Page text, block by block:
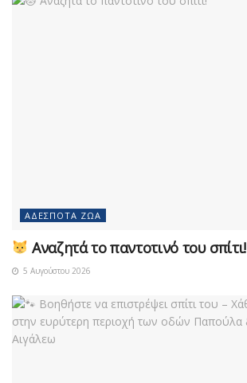
ΑΔΈΣΠΟΤΑ ΖΏΑ
Αναζητά το παντοτινό του σπίτι!
5 Αυγούστου 2026